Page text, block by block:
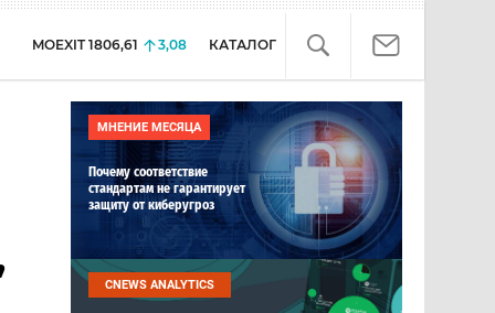
MOEXIT 1806,61 3,08 КАТАЛОГ
МНЕНИЕ МЕСЯЦА
Почему соответствие
стандартам не гарантирует
защиту от киберугроз
CNEWS ANALYTICS